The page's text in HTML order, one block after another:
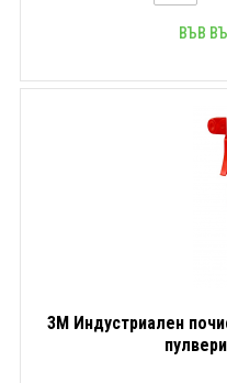
ВЪВ
3M Индустриален